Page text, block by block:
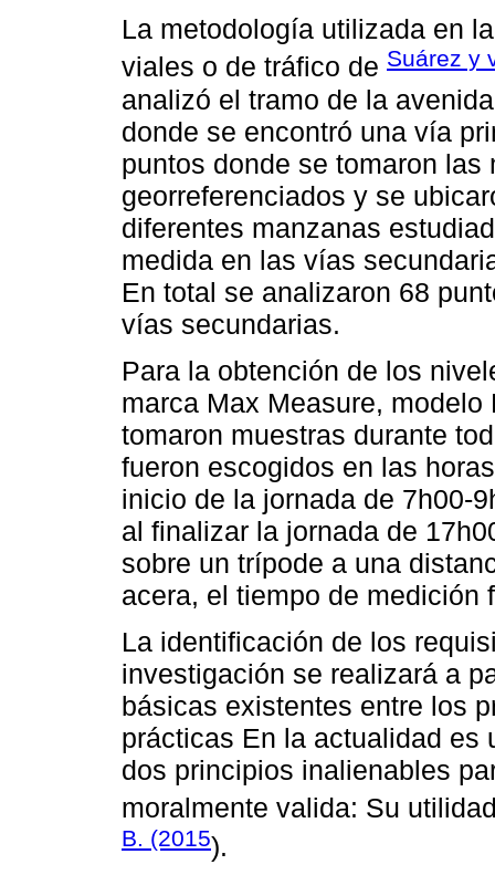
La metodología utilizada en
viales o de tráfico de Suárez y
analizó el tramo de la
donde se encontró una vía
puntos donde se tomaron
georreferenciados y se
diferentes manzanas
medida en las vías
En total se analizaron 68
vías secundarias.
Para la obtención de los
marca Max Measure,
tomaron muestras durante
fueron escogidos en las
inicio de la jornada de 7h00-
al finalizar la jornada de
sobre un trípode a una
acera, el tiempo de medición
La identificación de los
investigación se realizará a
básicas existentes entre los
prácticas En la actualidad es
dos principios inalienables
moralmente valida: Su
B. (2015).